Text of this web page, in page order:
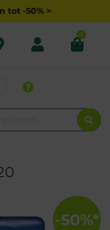
tot -50% >
0
-50%*